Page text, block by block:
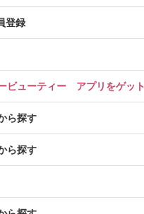
登録
ビューティー アプリをゲット
ら探す
ら探す